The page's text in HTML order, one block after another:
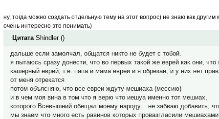
ну, тогда можно создать отдельную тему на этот вопрос) не знаю как другим
очень интересно это понимать)
Цитата Shindler()
дальше если замолчал, общатся никто не будет с тобой.
я пытаюсь сразу донести, что во первых такой же еврей как они, что
кашерный еврей, т.е. папа и мама евреи и я обрезан, и у них нет
от меня отрекатся
потом объясняю, что все евреи ждуту мешиаха (мессию)
и в чем моя вина в том что я верю что иешуа именно тот мешиах,
которого Всевышний обещал моему народу... не забваю добавить,
мы знаем что много есть равинов которых провазгласили